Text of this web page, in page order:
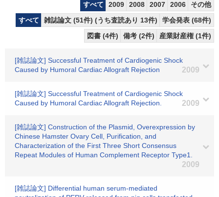
すべて 2009 2008 2007 2006
その他
すべて
雑誌論文 (51件) (うち査読あり 13件)
学会発表 (68件)
図書 (4件)
備考 (2件) 産業財産権 (1件)
[雑誌論文] Successful Treatment of Cardiogenic Shock
Caused by Humoral Cardiac Allograft Rejection
2009
[雑誌論文] Successful Treatment of Cardiogenic Shock
Caused by Humoral Cardiac Allograft Rejection.
2009
[雑誌論文] Construction of the Plasmid, Overexpression by
Chinese Hamster Ovary Cell, Purification, and
Characterization of the First Three Short Consensus
Repeat Modules of Human Complement Receptor Type1.
2009
[雑誌論文] Differential human serum-mediated